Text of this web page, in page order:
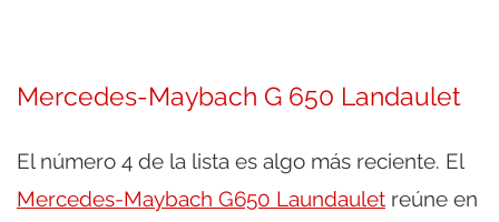
Mercedes-Maybach G 650 Landaulet
El número 4 de la lista es algo más reciente. El
Mercedes-Maybach G650 Laundaulet reúne en